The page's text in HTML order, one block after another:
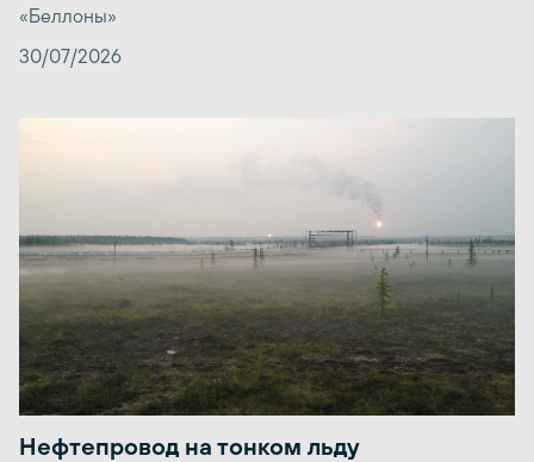
«Беллоны»
30/07/2026
Нефтепровод на тонком льду